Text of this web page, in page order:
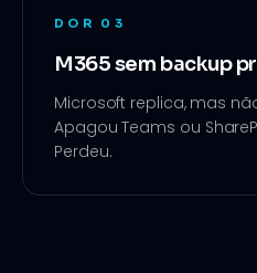
DOR 03
M365 sem backup
Microsoft replica, mas
Apagou Teams ou
Perdeu.